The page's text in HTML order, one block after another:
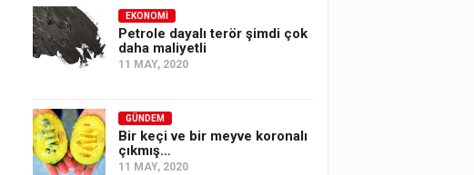
EKONOMI
Petrole dayalı terör şimdi çok
daha maliyetli
11 MAY, 2020
GÜNDEM
Bir keçi ve bir meyve koronalı
çıkmış…
11 MAY, 2020